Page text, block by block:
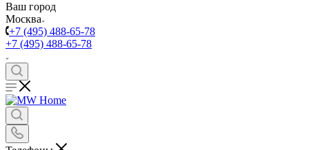
Ваш город
Москва
+7 (495) 488-65-78
+7 (495) 488-65-78